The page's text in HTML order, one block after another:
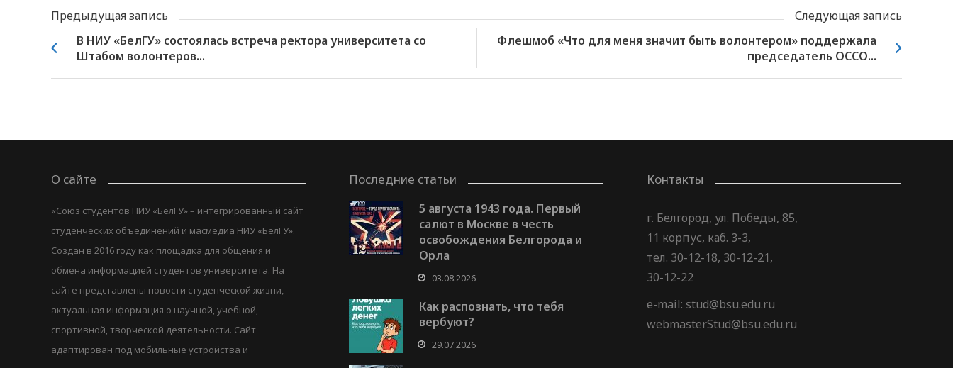
Предыдущая запись
Следующая запись
В НИУ «БелГУ» состоялась встреча ректора университета со
Штабом волонтеров...
Флешмоб «Что для меня значит быть волонтером» поддержала
председатель ОССО...
О сайте
«Союз студентов НИУ «БелГУ» – интегрированный сайт
студенческих объединений и масмедиа НИУ «БелГУ».
Создан в 2016 году как площадка для общения и
обмена информацией студентов университета. На
сайте представлены новости студенческой жизни,
актуальная информация о научной, учебной,
спортивной, творческой деятельности. Сайт
адаптирован под мобильные устройства и
Последние статьи
5 августа 1943 года. Первый
салют в Москве в честь
освобождения Белгорода и
Орла
03.08.2026
Как распознать, что тебя
вербуют?
29.07.2026
Контакты
г. Белгород, ул. Победы, 85,
11 корпус, каб. 3-3,
тел. 30-12-18, 30-12-21,
30-12-22
e-mail: stud@bsu.edu.ru
webmasterStud@bsu.edu.ru